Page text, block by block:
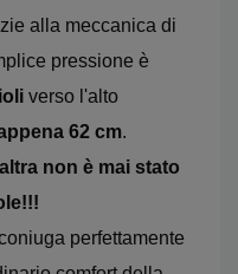
alla meccanica di
pressione è
verso l'alto
62 cm.
non è mai stato
perfettamente